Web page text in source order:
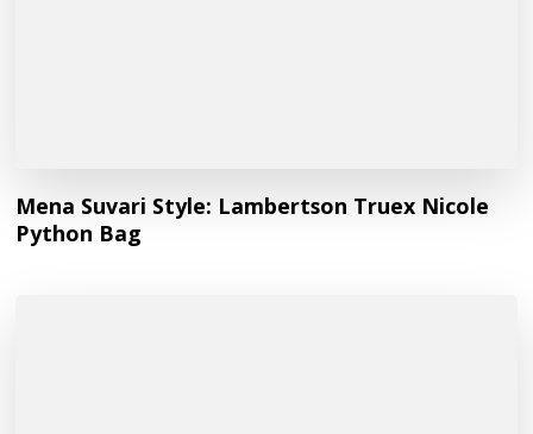
Mena Suvari Style: Lambertson Truex Nicole
Python Bag